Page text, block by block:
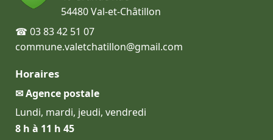
54480 Val-et-Châtillon
☎ 03 83 42 51 07
commune.valetchatillon@gmail.com
Horaires
✉ Agence postale
Lundi, mardi, jeudi, vendredi
8 h à 11 h 45